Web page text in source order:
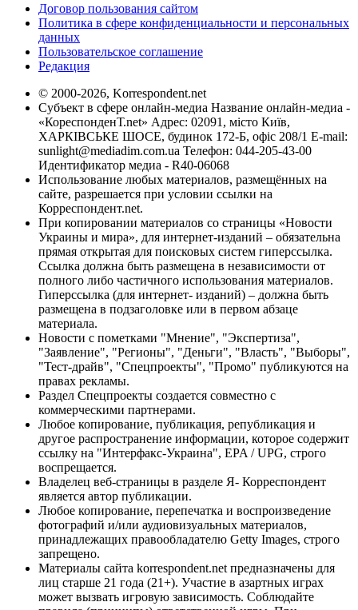
Договор пользования сайтом
Политика в сфере конфиденциальности и персональных
данных
Пользовательское соглашение
Редакция
© 2000-2026, Korrespondent.net
Субъект в сфере онлайн-медиа Название онлайн-медиа -
«КореспонденТ.net» Адрес: 02091, місто Київ,
ХАРКІВСЬКЕ ШОСЕ, будинок 172-Б, офіс 208/1 E-mail:
sunlight@mediadim.com.ua Телефон: 044-205-43-00
Идентификатор медиа - R40-06068
Использование любых материалов, размещённых на
сайте, разрешается при условии ссылки на
Корреспондент.net.
При копировании материалов со страницы «Новости
Украины и мира», для интернет-изданий – обязательна
прямая открытая для поисковых систем гиперссылка.
Ссылка должна быть размещена в независимости от
полного либо частичного использования материалов.
Гиперссылка (для интернет- изданий) – должна быть
размещена в подзаголовке или в первом абзаце
материала.
Новости с пометками "Мнение", "Экспертиза",
"Заявление", "Регионы", "Деньги", "Власть", "Выборы",
"Тест-драйв", "Спецпроекты", "Промо" публикуются на
правах рекламы.
Раздел Спецпроекты создается совместно с
коммерческими партнерами.
Любое копирование, публикация, републикация и
другое распространение информации, которое содержит
ссылку на "Интерфакс-Украина", EPA / UPG, строго
воспрещается.
Владелец веб-страницы в разделе Я- Корреспондент
является автор публикации.
Любое копирование, перепечатка и воспроизведение
фотографий и/или аудиовизуальных материалов,
принадлежащих правообладателю Getty Images, строго
запрещено.
Материалы сайта korrespondent.net предназначены для
лиц старше 21 года (21+). Участие в азартных играх
может вызвать игровую зависимость. Соблюдайте